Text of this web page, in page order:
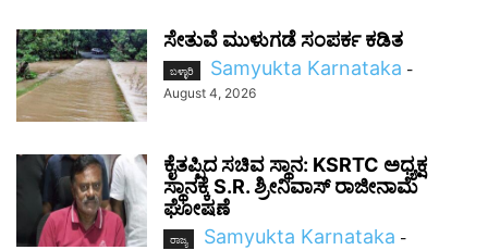
ಸೇತುವೆ ಮುಳುಗಡೆ ಸಂಪರ್ಕ ಕಡಿತ
ಬಳ್ಳಾರಿ Samyukta Karnataka -
August 4, 2026
ಕೈತಪ್ಪಿದ ಸಚಿವ ಸ್ಥಾನ: KSRTC ಅಧ್ಯಕ್ಷ
ಸ್ಥಾನಕ್ಕೆ S.R. ಶ್ರೀನಿವಾಸ್ ರಾಜೀನಾಮೆ
ಘೋಷಣೆ
ರಾಜ್ಯ Samyukta Karnataka -